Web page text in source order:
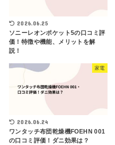
2026.06.25
ソニーレオンポケット5の口コミ評
価！特徴や機能、メリットを解
説！
家電
2026.06.24
ワンタッチ布団乾燥機FOEHN 001
の口コミ評価！ダニ効果は？